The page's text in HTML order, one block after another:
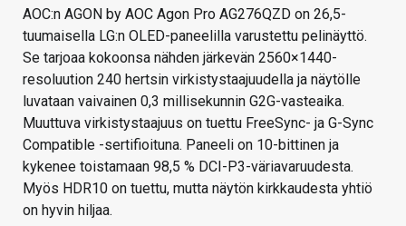
AOC:n AGON by AOC Agon Pro AG276QZD on 26,5-
tuumaisella LG:n OLED-paneelilla varustettu pelinäyttö.
Se tarjoaa kokoonsa nähden järkevän 2560×1440-
resoluution 240 hertsin virkistystaajuudella ja näytölle
luvataan vaivainen 0,3 millisekunnin G2G-vasteaika.
Muuttuva virkistystaajuus on tuettu FreeSync- ja G-Sync
Compatible -sertifioituna. Paneeli on 10-bittinen ja
kykenee toistamaan 98,5 % DCI-P3-väriavaruudesta.
Myös HDR10 on tuettu, mutta näytön kirkkaudesta yhtiö
on hyvin hiljaa.